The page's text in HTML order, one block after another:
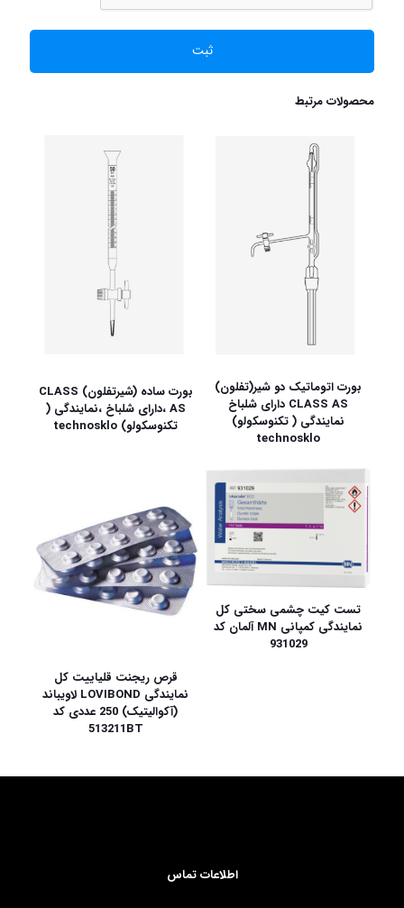
محصولات مرتبط
بورت اتوماتیک دو شیر(تفلون)
CLASS AS دارای شلباخ
نمایندگی ( تکنوسکولو)
technosklo
بورت ساده (شیرتفلون) CLASS
AS ،دارای شلباخ ،نمایندگی (
تکنوسکولو) technosklo
تست کیت چشمی سختی کل
نمایندگی کمپانی MN آلمان کد
931029
قرص ریجنت قلیاییت کل
نمایندگی LOVIBOND لاویباند
(آکوالیتیک) 250 عددی کد
513211BT
اطلاعات تماس